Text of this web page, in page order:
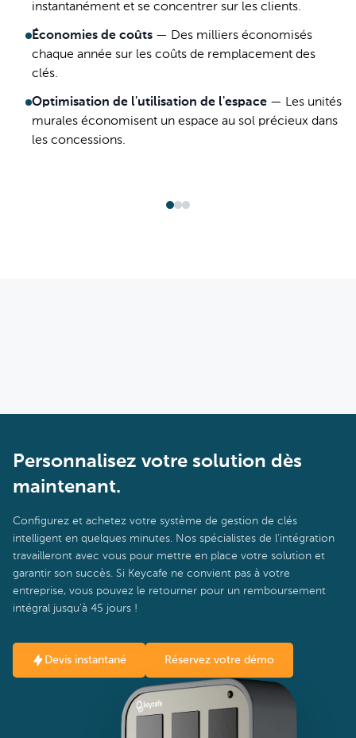
instantanément et se concentrer sur les clients.
Économies de coûts — Des milliers économisés
chaque année sur les coûts de remplacement des
clés.
Optimisation de l'utilisation de l'espace — Les unités
murales économisent un espace au sol précieux dans
les concessions.
Personnalisez votre solution dès
maintenant.
Configurez et achetez votre système de gestion de clés
intelligent en quelques minutes. Nos spécialistes de l'intégration
travailleront avec vous pour mettre en place votre solution et
garantir son succès. Si Keycafe ne convient pas à votre
entreprise, vous pouvez le retourner pour un remboursement
intégral jusqu'à 45 jours !
Devis instantané Réservez votre démo